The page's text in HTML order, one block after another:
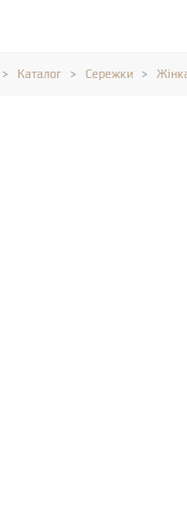
Каталог Сережки